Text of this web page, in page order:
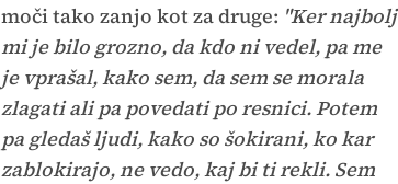
moči tako zanjo kot za druge: "Ker najbolj
mi je bilo grozno, da kdo ni vedel, pa me
je vprašal, kako sem, da sem se morala
zlagati ali pa povedati po resnici. Potem
pa gledaš ljudi, kako so šokirani, ko kar
zablokirajo, ne vedo, kaj bi ti rekli. Sem